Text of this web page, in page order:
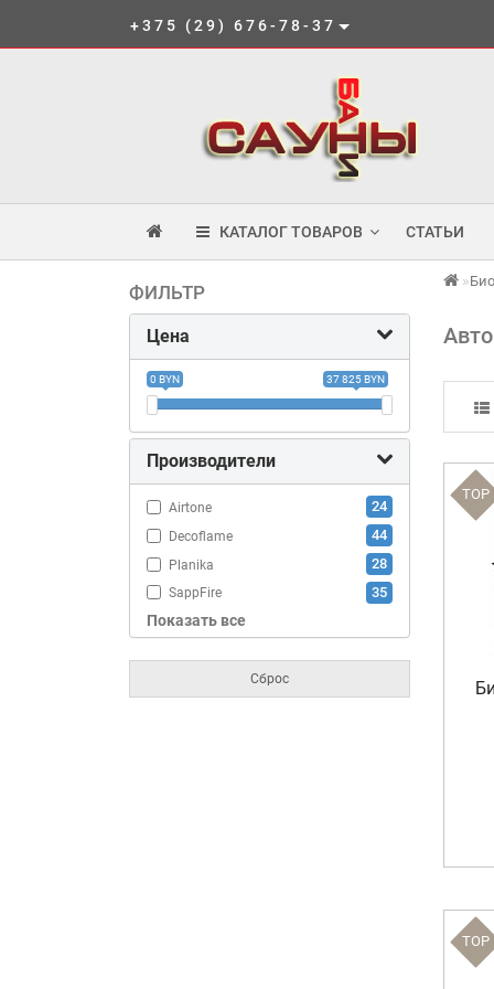
+375 (29) 676-78-37
КАТАЛОГ ТОВАРОВ СТАТЬИ
ФИЛЬТР
Цена
0 BYN 37 825 BYN
Производители
Airtone 24
Decoflame 44
Planika 28
SappFire 35
ZeFire
Показать все
Сброс
TOP
TOP